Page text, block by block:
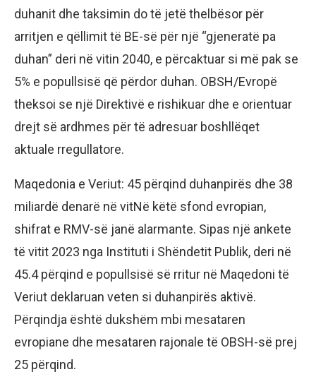
duhanit dhe taksimin do të jetë thelbësor për
arritjen e qëllimit të BE-së për një “gjeneratë pa
duhan” deri në vitin 2040, e përcaktuar si më pak se
5% e popullsisë që përdor duhan. OBSH/Evropë
theksoi se një Direktivë e rishikuar dhe e orientuar
drejt së ardhmes për të adresuar boshllëqet
aktuale rregullatore.
Maqedonia e Veriut: 45 përqind duhanpirës dhe 38
miliardë denarë në vitNë këtë sfond evropian,
shifrat e RMV-së janë alarmante. Sipas një ankete
të vitit 2023 nga Instituti i Shëndetit Publik, deri në
45.4 përqind e popullsisë së rritur në Maqedoni të
Veriut deklaruan veten si duhanpirës aktivë.
Përqindja është dukshëm mbi mesataren
evropiane dhe mesataren rajonale të OBSH-së prej
25 përqind.